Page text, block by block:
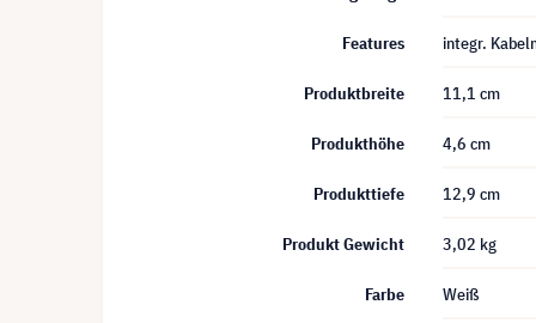
Features integr.
Produktbreite 11,1 cm
Produkthöhe 4,6 cm
Produkttiefe 12,9 cm
Produkt Gewicht 3,02 kg
Farbe Weiß